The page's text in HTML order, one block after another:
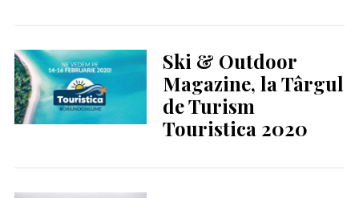
Ski & Outdoor
Magazine, la Târgul
de Turism
Touristica 2020